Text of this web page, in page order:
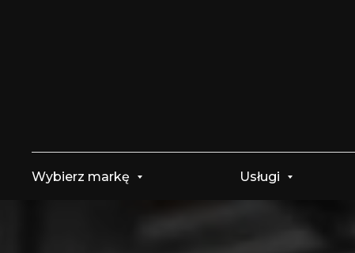
Wybierz markę Usługi